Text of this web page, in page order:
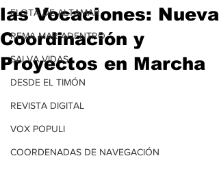
FLOTA DE ALTAMAR
REMA MAR ADENTRO
SALVA VIDAS
DESDE EL TIMÓN
REVISTA DIGITAL
VOX POPULI
COORDENADAS DE NAVEGACIÓN
las Vocaciones: Nueva
Coordinación y
Proyectos en Marcha